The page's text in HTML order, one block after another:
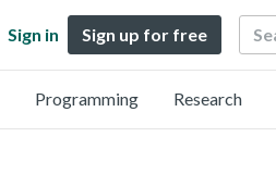
Sign in Sign up for free Search
Programming Research